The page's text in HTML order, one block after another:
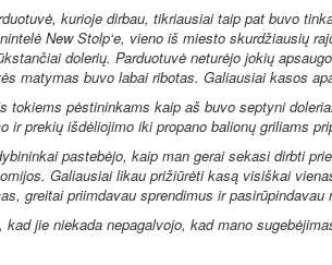
kurioje dirbau, tikriausiai taip pat buvo
New Stolp‘e, vieno iš miesto skurdžiausių
dolerių. Parduotuvė neturėjo jokių
matymas buvo labai ribotas. Galiausiai kasos
pėstininkams kaip aš buvo septyni
ir prekių išdėliojimo iki propano balionų griliams
pastebėjo, kaip man gerai sekasi dirbti
Galiausiai likau prižiūrėti kasą visiškai
greitai priimdavau sprendimus ir
jie niekada nepagalvojo, kad mano